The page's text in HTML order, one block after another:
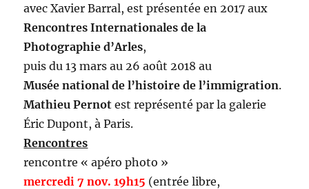
avec Xavier Barral, est présentée en 2017 aux
Rencontres Internationales de la
Photographie d’Arles,
puis du 13 mars au 26 août 2018 au
Musée national de l’histoire de l’immigration.
Mathieu Pernot est représenté par la galerie
Éric Dupont, à Paris.
Rencontres
rencontre « apéro photo »
mercredi 7 nov. 19h15 (entrée libre,